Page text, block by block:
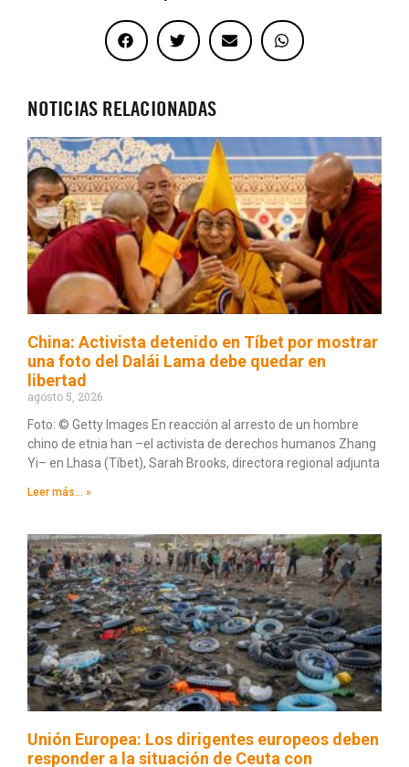
NOTICIAS RELACIONADAS
China: Activista detenido en Tíbet por mostrar
una foto del Dalái Lama debe quedar en
libertad
agosto 5, 2026
Foto: © Getty Images En reacción al arresto de un hombre
chino de etnia han –el activista de derechos humanos Zhang
Yi– en Lhasa (Tíbet), Sarah Brooks, directora regional adjunta
Leer más... »
Unión Europea: Los dirigentes europeos deben
responder a la situación de Ceuta con